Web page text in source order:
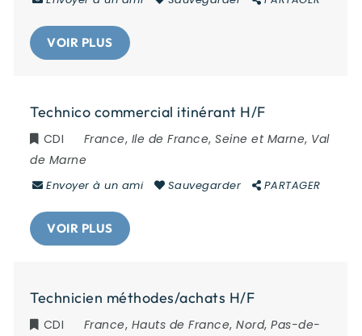
VOIR PLUS
Technico commercial itinérant H/F
CDI France, Ile de France,Seine et Marne, Val
de Marne
Envoyer à un ami Sauvegarder PARTAGER
VOIR PLUS
Technicien méthodes/achats H/F
CDI France, Hauts de France,Nord,Pas-de-